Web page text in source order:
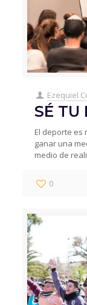
Ezequiel
SÉ TU
El deporte es
ganar una
medio de
0